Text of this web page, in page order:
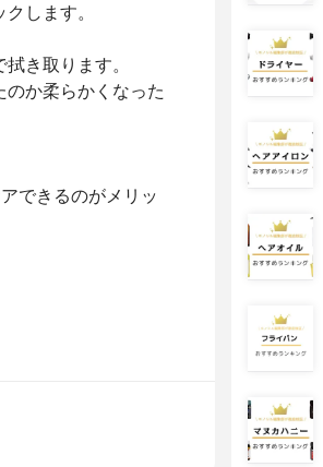
します。
き取ります。
か柔らかくなった
できるのがメリッ